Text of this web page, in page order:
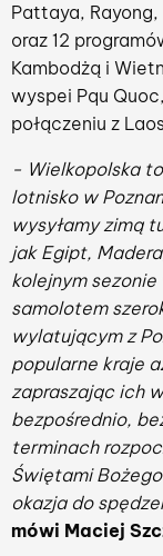
Pattaya,
oraz 12
Kambodżą i
wyspei Pqu
połączeniu z
- Wielkopolska
lotnisko w
wysyłamy zimą
jak Egipt,
kolejnym
samolotem
wylatującym z
popularne kraje
zapraszając ich
bezpośrednio,
terminach
Świętami
okazja do
mówi Maciej